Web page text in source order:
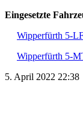
Eingesetzte
Wipperfürth 5-
Wipperfürth 5-
5. April 2022 22:38